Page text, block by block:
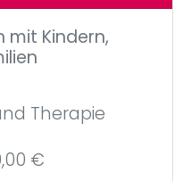
mit Kindern,
Therapie
€